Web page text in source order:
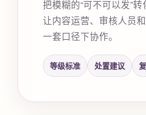
把模糊的“可不可以发”转
让内容运营、审核人员
一套口径下协作。
等级标准 处置建议